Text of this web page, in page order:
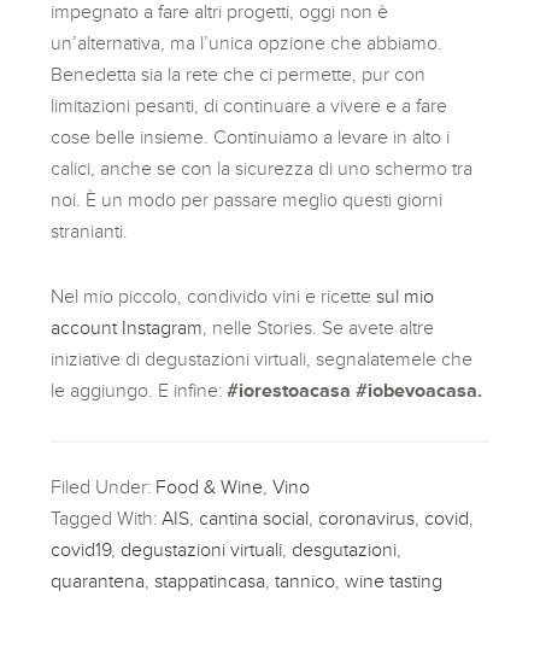
impegnato a fare altri progetti, oggi non è
un’alternativa, ma l’unica opzione che abbiamo.
Benedetta sia la rete che ci permette, pur con
limitazioni pesanti, di continuare a vivere e a fare
cose belle insieme. Continuiamo a levare in alto i
calici, anche se con la sicurezza di uno schermo tra
noi. È un modo per passare meglio questi giorni
stranianti.
Nel mio piccolo, condivido vini e ricettesul mio
account Instagram , nelle Stories. Se avete altre
iniziative di degustazioni virtuali, segnalatemele che
le aggiungo. E infine:#iorestoacasa #iobevoacasa.
Filed Under: Food & Wine ,Vino
Tagged With:AIS cantina social coronavirus covid
covid19, degustazioni virtuali desgutazioni
quarantena ,stappatincasa ,tannico ,wine tasting